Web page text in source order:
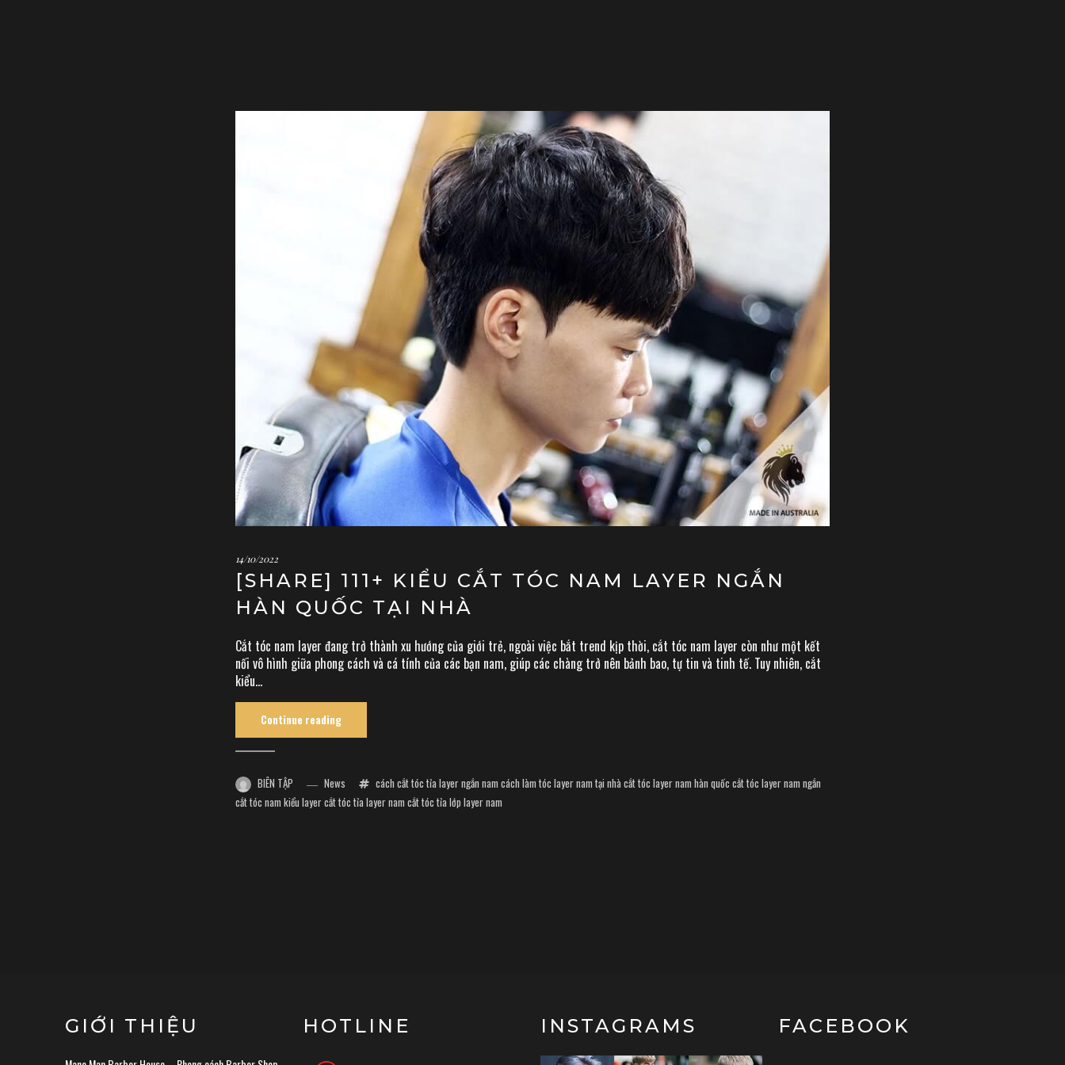
14/10/2022
[SHARE] 111+ KIỂU CẮT TÓC NAM LAYER NGẮN
HÀN QUỐC TẠI NHÀ
Cắt tóc nam layer đang trở thành xu hướng của giới trẻ, ngoài việc bắt trend kịp thời, cắt tóc nam layer còn như một kết
nối vô hình giữa phong cách và cá tính của các bạn nam, giúp các chàng trở nên bảnh bao, tự tin và tinh tế. Tuy nhiên, cắt
kiểu...
Continue reading
BIÊN TẬP News cách cắt tóc tỉa layer ngắn nam cách làm tóc layer nam tại nhàcắt tóc layer nam hàn quốc cắt tóc layer nam ngắn
cắt tóc nam kiểu layercắt tóc tỉa layer nam cắt tóc tỉa lớp layer nam
GIỚI THIỆU HOTLINE INSTAGRAMS FACEBOOK